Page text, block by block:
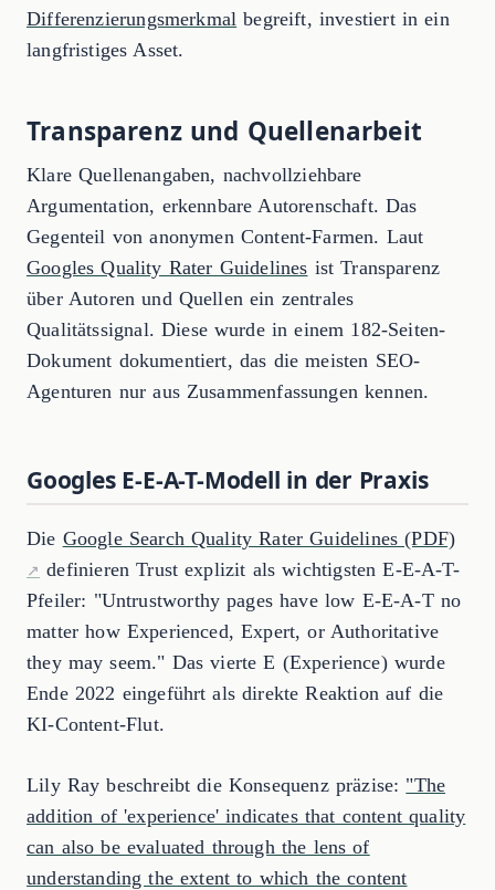
Differenzierungsmerkmal begreift, investiert in ein
langfristiges Asset.
Transparenz und Quellenarbeit
Klare Quellenangaben, nachvollziehbare
Argumentation, erkennbare Autorenschaft. Das
Gegenteil von anonymen Content-Farmen. Laut
Googles Quality Rater Guidelines ist Transparenz
über Autoren und Quellen ein zentrales
Qualitätssignal. Diese wurde in einem 182-Seiten-
Dokument dokumentiert, das die meisten SEO-
Agenturen nur aus Zusammenfassungen kennen.
Googles E-E-A-T-Modell in der Praxis
Die Google Search Quality Rater Guidelines (PDF)
definieren Trust explizit als wichtigsten E-E-A-T-
Pfeiler: "Untrustworthy pages have low E-E-A-T no
matter how Experienced, Expert, or Authoritative
they may seem." Das vierte E (Experience) wurde
Ende 2022 eingeführt als direkte Reaktion auf die
KI-Content-Flut.
Lily Ray beschreibt die Konsequenz präzise: "The
addition of 'experience' indicates that content quality
can also be evaluated through the lens of
understanding the extent to which the content